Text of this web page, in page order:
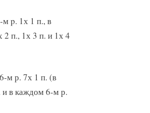
м p. 1х 1 п., в
п., 1х 3 п. и 1х 4
м р. 7х 1 п. (в
и в каждом 6-м р.